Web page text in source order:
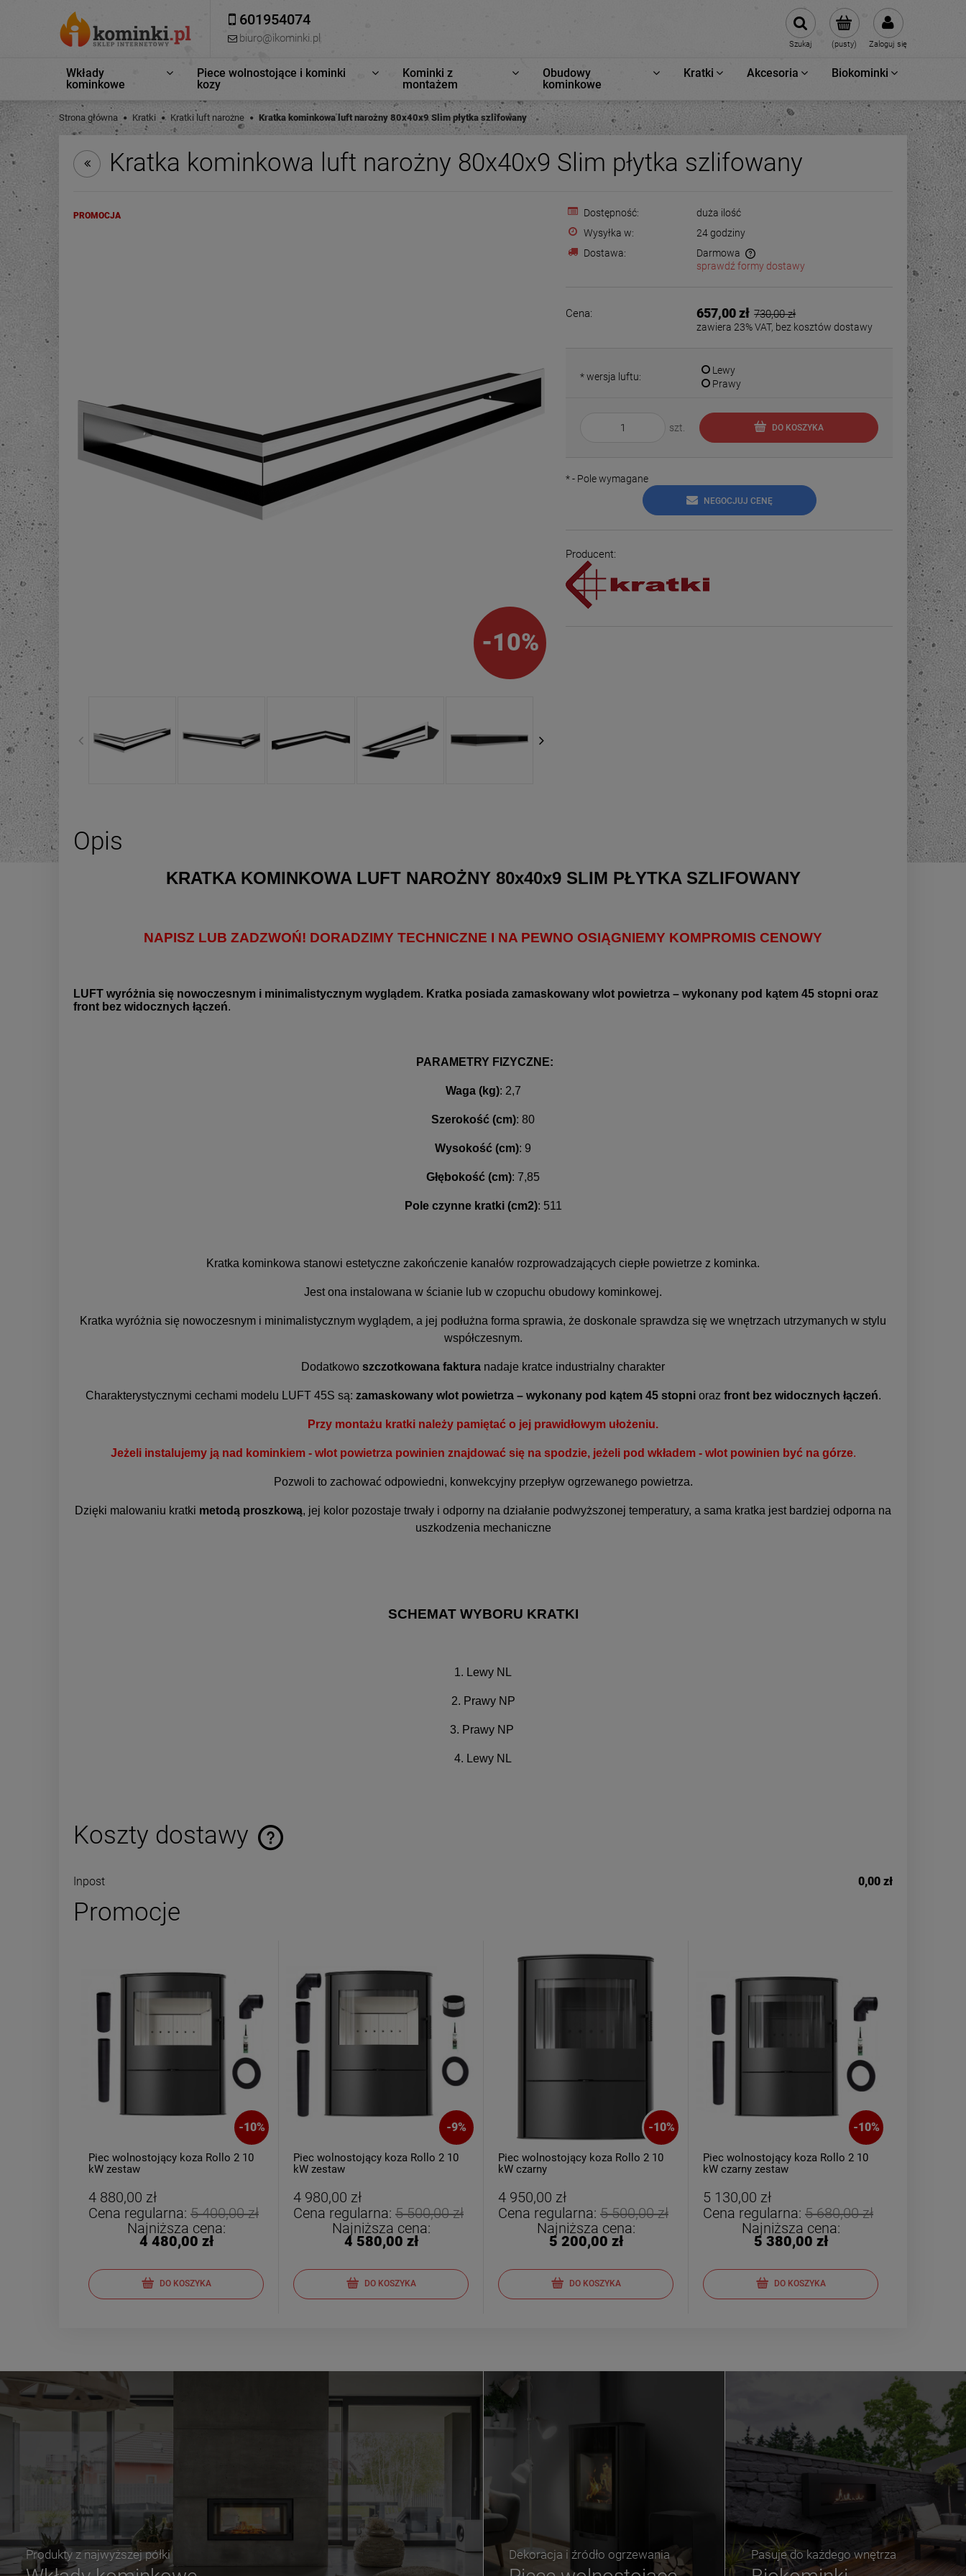
601954074
biuro@ikominki.pl (pusty) Zaloguj się
Szukaj
Wkłady
kominkowe
Piece wolnostojące i kominki
kozy
Kominki z
montażem
Obudowy
kominkowe
Kratki Akcesoria Biokominki
Strona główna Kratki Kratki luft narożne Kratka kominkowa luft narożny 80x40x9 Slim płytka szlifowany
Kratka kominkowa luft narożny 80x40x9 Slim płytka szlifowany
PROMOCJA
-10%
Dostępność:
duża ilość
Wysyłka w:
24 godziny
Dostawa:
Darmowa
sprawdź formy dostawy
Cena: 657,00 zł 730,00 zł
zawiera 23% VAT, bez kosztów dostawy
*wersja luftu:
Lewy
Prawy
szt. DO KOSZYKA
*- Pole wymagane
NEGOCJUJ CENĘ
Producent:
Opis
KRATKA KOMINKOWA LUFT NAROŻNY 80x40x9 SLIM PŁYTKA SZLIFOWANY
NAPISZ LUB ZADZWOŃ! DORADZIMY TECHNICZNE I NA PEWNO OSIĄGNIEMY KOMPROMIS CENOWY
LUFT wyróżnia się nowoczesnym i minimalistycznym wyglądem. Kratka posiada zamaskowany wlot powietrza – wykonany pod kątem 45 stopni oraz
front bez widocznych łączeń.
PARAMETRY FIZYCZNE:
Waga (kg): 2,7
Szerokość (cm): 80
Wysokość (cm): 9
Głębokość (cm): 7,85
Pole czynne kratki (cm2): 511
Kratka kominkowa stanowi estetyczne zakończenie kanałów rozprowadzających ciepłe powietrze z kominka.
Jest ona instalowana w ścianie lub w czopuchu obudowy kominkowej.
Kratka wyróżnia się nowoczesnym i minimalistycznym wyglądem, a jej podłużna forma sprawia, że doskonale sprawdza się we wnętrzach utrzymanych w stylu
współczesnym.
Dodatkowo szczotkowana faktura nadaje kratce industrialny charakter
Charakterystycznymi cechami modelu LUFT 45S są: zamaskowany wlot powietrza – wykonany pod kątem 45 stopni orazfront bez widocznych łączeń.
Przy montażu kratki należy pamiętać o jej prawidłowym ułożeniu.
Jeżeli instalujemy ją nad kominkiem - wlot powietrza powinien znajdować się na spodzie, jeżeli pod wkładem - wlot powinien być na górze.
Pozwoli to zachować odpowiedni, konwekcyjny przepływ ogrzewanego powietrza.
Dzięki malowaniu kratki metodą proszkową, jej kolor pozostaje trwały i odporny na działanie podwyższonej temperatury, a sama kratka jest bardziej odporna na
uszkodzenia mechaniczne
SCHEMAT WYBORU KRATKI
1. Lewy NL
2. Prawy NP
3. Prawy NP
4. Lewy NL
Koszty dostawy
Inpost 0,00 zł
Promocje
-10%
Piec wolnostojący koza Rollo 2 10
kW zestaw
4 880,00 zł
Cena regularna: 5 400,00 zł
Najniższa cena:
4 480,00 zł
DO KOSZYKA
-9%
Piec wolnostojący koza Rollo 2 10
kW zestaw
4 980,00 zł
Cena regularna: 5 500,00 zł
Najniższa cena:
4 580,00 zł
DO KOSZYKA
-10%
Piec wolnostojący koza Rollo 2 10
kW czarny
4 950,00 zł
Cena regularna: 5 500,00 zł
Najniższa cena:
5 200,00 zł
DO KOSZYKA
-10%
Piec wolnostojący koza Rollo 2 10
kW czarny zestaw
5 130,00 zł
Cena regularna: 5 680,00 zł
Najniższa cena:
5 380,00 zł
DO KOSZYKA
Produkty z najwyższej półki Dekoracja i źródło ogrzewania Pasuje do każdego wnętrza